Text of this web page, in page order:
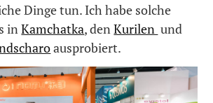
Dinge tun. Ich habe solche
inKamchatka, denKurilen und
ausprobiert.